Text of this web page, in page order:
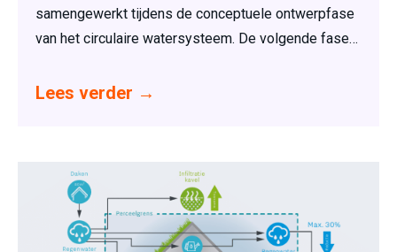
samengewerkt tijdens de conceptuele ontwerpfase
van het circulaire watersysteem. De volgende fase…
Lees verder →